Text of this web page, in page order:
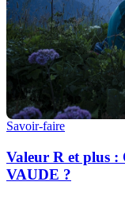
Savoir-faire
Valeur R et plus :
VAUDE ?